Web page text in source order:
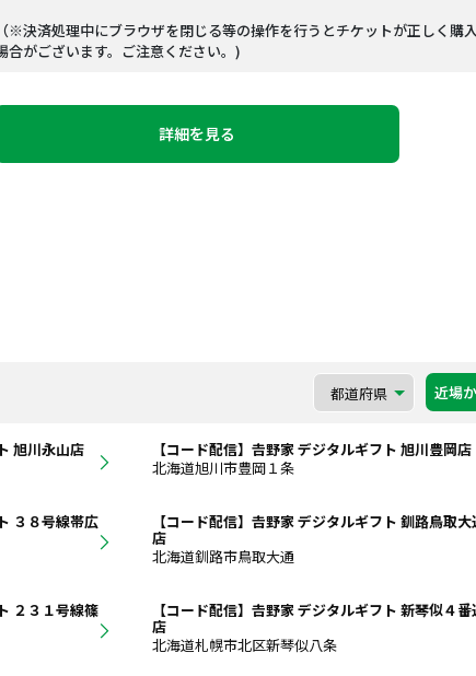
（※決済処理中にブラウザを閉じる等の操作を行うとチケットが正しく購
合がございます。ご注意ください。)
詳細を見る
近場
旭川永山店
【コード配信】𠮷野家 デジタルギフト 旭川豊岡店
北海道旭川市豊岡１条
３８号線帯広 【コード配信】𠮷野家 デジタルギフト 釧路鳥取大
店
北海道釧路市鳥取大通
２３１号線篠 【コード配信】𠮷野家 デジタルギフト 新琴似４番
店
北海道札幌市北区新琴似八条